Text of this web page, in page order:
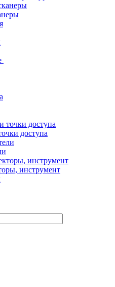
доступа
инструмент